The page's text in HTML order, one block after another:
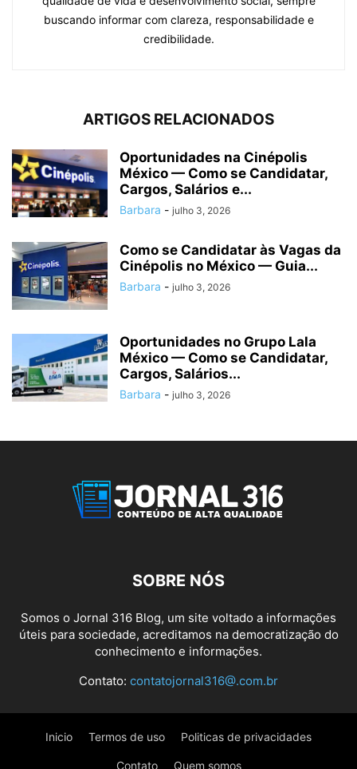
buscando informar com clareza, responsabilidade e
credibilidade.
ARTIGOS RELACIONADOS
Oportunidades na Cinépolis
México — Como se Candidatar,
Cargos, Salários e...
Barbara - julho 3, 2026
Como se Candidatar às Vagas da
Cinépolis no México — Guia...
Barbara - julho 3, 2026
Oportunidades no Grupo Lala
México — Como se Candidatar,
Cargos, Salários...
Barbara - julho 3, 2026
SOBRE NÓS
Somos o Jornal 316 Blog, um site voltado a informações
úteis para sociedade, acreditamos na democratização do
conhecimento e informações.
Contato: contatojornal316@.com.br
Inicio Termos de uso Politicas de privacidades
Contato Quem somos